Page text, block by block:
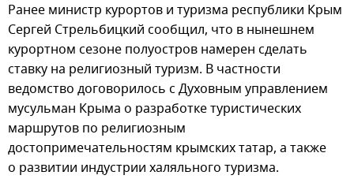
Ранее министр курортов и туризма республики Крым
Сергей Стрельбицкий сообщил, что в нынешнем
курортном сезоне полуостров намерен сделать
ставку на религиозный туризм. В частности
ведомство договорилось с Духовным управлением
мусульман Крыма о разработке туристических
маршрутов по религиозным
достопримечательностям крымских татар, а также
о развитии индустрии халяльного туризма.